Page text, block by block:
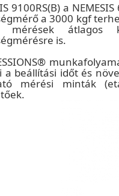
9100RS(B) a
a 3000 kgf
mérések
is.
a beállítási időt és
mérési minták